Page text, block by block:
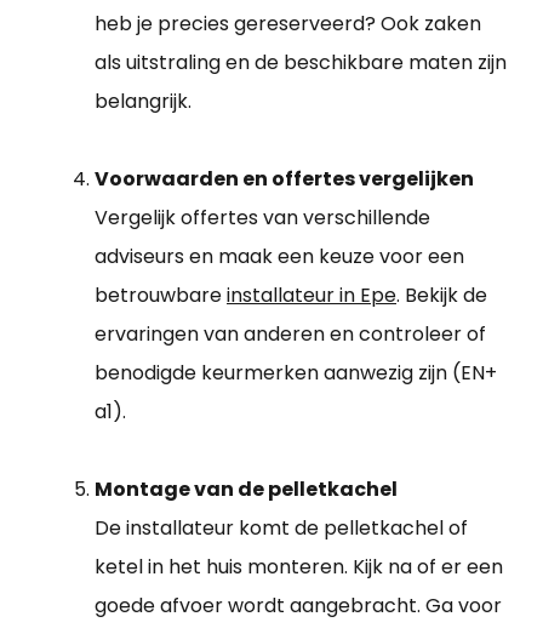
heb je precies gereserveerd? Ook zaken
als uitstraling en de beschikbare maten zijn
belangrijk.
Voorwaarden en offertes vergelijken
Vergelijk offertes van verschillende
adviseurs en maak een keuze voor een
betrouwbareinstallateur in Epe. Bekijk de
ervaringen van anderen en controleer of
benodigde keurmerken aanwezig zijn (EN+
a1).
Montage van de pelletkachel
De installateur komt de pelletkachel of
ketel in het huis monteren. Kijk na of er een
goede afvoer wordt aangebracht. Ga voor